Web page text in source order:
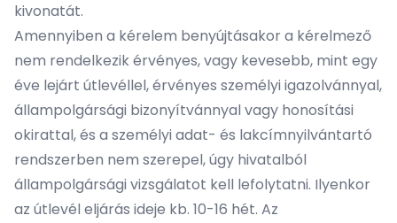
kivonatát.
Amennyiben a kérelem benyújtásakor a kérelmező
nem rendelkezik érvényes, vagy kevesebb, mint egy
éve lejárt útlevéllel, érvényes személyi igazolvánnyal,
állampolgársági bizonyítvánnyal vagy honosítási
okirattal, és a személyi adat- és lakcímnyilvántartó
rendszerben nem szerepel, úgy hivatalból
állampolgársági vizsgálatot kell lefolytatni. Ilyenkor
az útlevél eljárás ideje kb. 10-16 hét. Az